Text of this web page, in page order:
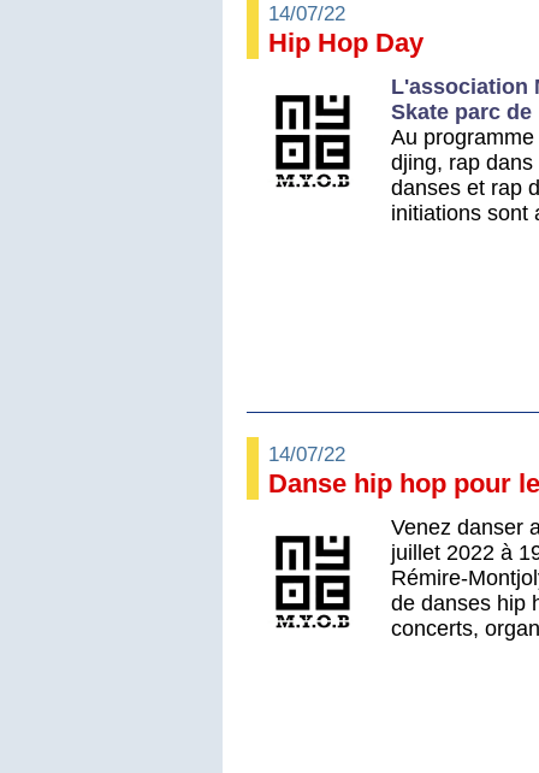
14/07/22
Hip Hop Day
L'association
Skate parc de
Au
djing, rap
danses et rap
initiations sont
14/07/22
Danse hip hop pour
Venez danser
juillet 2022 à
Rémire-
de danses hip
concerts,